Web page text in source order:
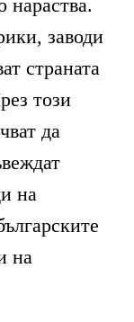
нараства.
заводи
страната
този
да
на
на